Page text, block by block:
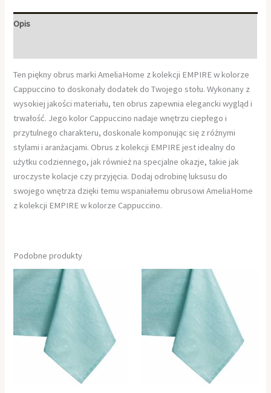
Opis
Ten piękny obrus marki AmeliaHome z kolekcji EMPIRE w kolorze
Cappuccino to doskonały dodatek do Twojego stołu. Wykonany z
wysokiej jakości materiału, ten obrus zapewnia elegancki wygląd i
trwałość. Jego kolor Cappuccino nadaje wnętrzu ciepłego i
przytulnego charakteru, doskonale komponując się z różnymi
stylami i aranżacjami. Obrus z kolekcji EMPIRE jest idealny do
użytku codziennego, jak również na specjalne okazje, takie jak
uroczyste kolacje czy przyjęcia. Dodaj odrobinę luksusu do
swojego wnętrza dzięki temu wspaniałemu obrusowi AmeliaHome
z kolekcji EMPIRE w kolorze Cappuccino.
Podobne produkty